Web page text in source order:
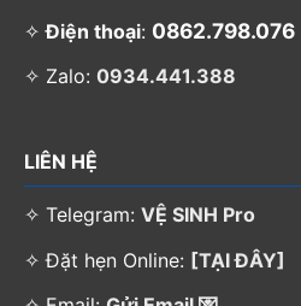
✧Điện thoại: 0862.798.076
✧ Zalo: 0934.441.388
LIÊN HỆ
✧ Telegram: VỆ SINH Pro
✧ Đặt hẹn Online: [TẠI ĐÂY]